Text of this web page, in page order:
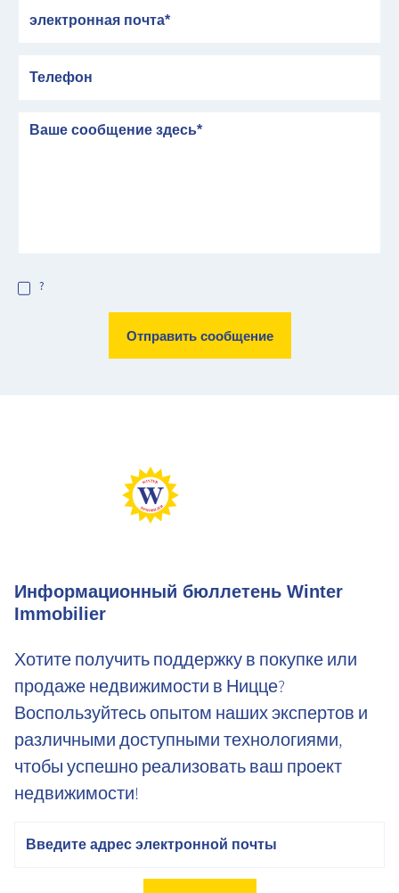
сообщение
?
Информационный бюллетень Winter
Immobilier
Хотите получить поддержку в покупке или
продаже недвижимости в Ницце?
Воспользуйтесь опытом наших экспертов и
различными доступными технологиями,
чтобы успешно реализовать ваш проект
недвижимости!